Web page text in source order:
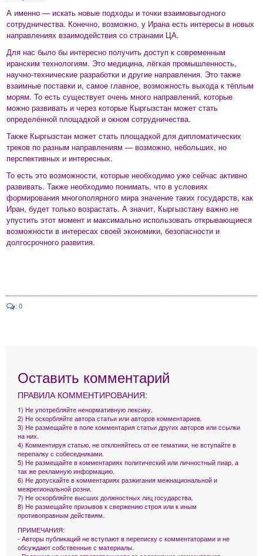
А именно — искать новые подходы и точки взаимовыгодного
сотрудничества. Конечно, возможно, у Ирана есть интересы в новых
направлениях взаимодействия со странами ЦА.
Для нас было бы интересно получить доступ к современным
иранским технологиям. Это медицина, лёгкая промышленность,
научно-технические разработки и другие направления. Это также
взаимные поставки и, самое главное, возможность выхода к тёплым
морям. То есть существует очень много направлений, которые
можно развивать и через которые Кыргызстан может стать
определённой площадкой и окном сотрудничества.
Также Кыргызстан может стать площадкой для дипломатических
треков по разным направлениям — возможно, небольших, но
перспективных и интересных.
То есть это возможности, которые необходимо уже сейчас активно
развивать. Также необходимо понимать, что в условиях
формирования многополярного мира значение таких государств, как
Иран, будет только возрастать. А значит, Кыргызстану важно не
упустить этот момент и максимально использовать открывающиеся
возможности в интересах своей экономики, безопасности и
долгосрочного развития.
: 0
Оставить комментарий
ПРАВИЛА КОММЕНТИРОВАНИЯ:
1) Не употребляйте ненормативную лексику.
2) Не оскорбляйте автора статьи или авторов комментариев.
3) Не размещайте в поле комментария статьи других авторов или ссылки
на них.
4) Комментируя статью, не отклоняйтесь от ее тематики, не вступайте в
перепалку с собеседниками.
5) Не размещайте в комментариях политический или личностный пиар, а
так же рекламную информацию.
6) Не допускайте в комментариях разжигания межнациональной и
межрегиональной розни.
7) Не оскорбляйте высших должностных лиц государства.
8) Не размещайте призывов к свержению строя или к иным
противоправным действиям.
ПРИМЕЧАНИЯ:
- Авторы публикаций не вступают в переписку с комментаторами и не
обсуждают собственные с материалы.